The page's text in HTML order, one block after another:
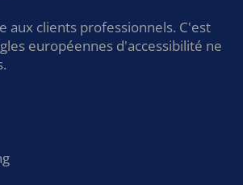
aux clients professionnels. C'est
européennes d'accessibilité ne